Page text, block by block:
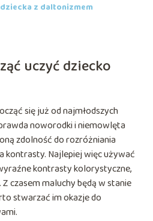
z daltonizmem
uczyć dziecko
się już od najmłodszych
noworodki i niemowlęta
zdolność do rozróżniania
kontrasty. Najlepiej więc używać
kontrasty kolorystyczne,
czasem maluchy będą w stanie
stwarzać im okazje do